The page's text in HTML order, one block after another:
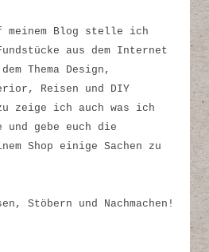
meinem Blog stelle ich
aus dem Internet
Thema Design,
Reisen und DIY
zeige ich auch was ich
gebe euch die
Shop einige Sachen zu
Stöbern und Nachmachen!